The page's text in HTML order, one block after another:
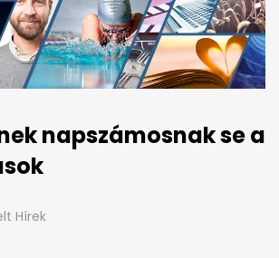
napszámosnak se a
Hírek